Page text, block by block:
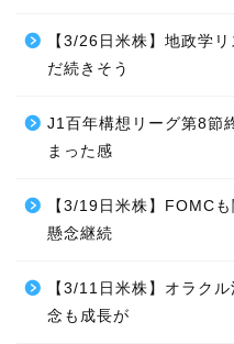
【3/26日米株】地政学
だ続きそう
J1百年構想リーグ第8節
まった感
【3/19日米株】FOMC
懸念継続
【3/11日米株】オラク
念も成長が